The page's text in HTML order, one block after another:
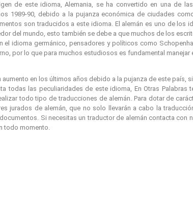
de este idioma, Alemania, se ha convertido en una de
1989-90, debido a la pujanza económica de ciudades
son traducidos a este idioma. El alemán es uno de los
del mundo, esto también se debe a que muchos de los
idioma germánico, pensadores y políticos como
por lo que para muchos estudiosos es fundamental manejar
aumento en los últimos años debido a la pujanza de este país,
todas las peculiaridades de este idioma, En Otras Palabras
todo tipo de traducciones de alemán. Para dotar de
jurados de alemán, que no solo llevarán a cabo la
Si necesitas un traductor de alemán contacta con
todo momento.